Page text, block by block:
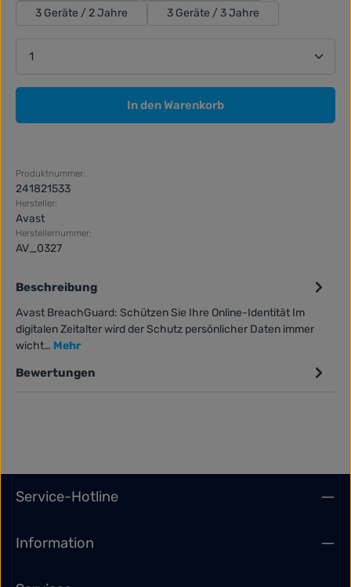
3 Geräte / 2 Jahre
3 Geräte / 3 Jahre
Produkt Anzahl: Gib den gewünschten Wert ein
In den Warenkorb
Produktnummer:
241821533
Hersteller:
Avast
Herstellernummer:
AV_0327
Beschreibung
Avast BreachGuard: Schützen Sie Ihre Online-Identität Im
digitalen Zeitalter wird der Schutz persönlicher Daten immer
wicht… Mehr
Bewertungen
Service-Hotline
Information